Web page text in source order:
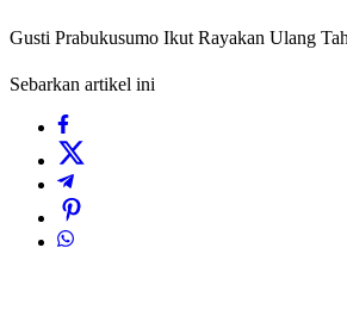
Gusti Prabukusumo Ikut Rayakan Ulang
Sebarkan artikel ini